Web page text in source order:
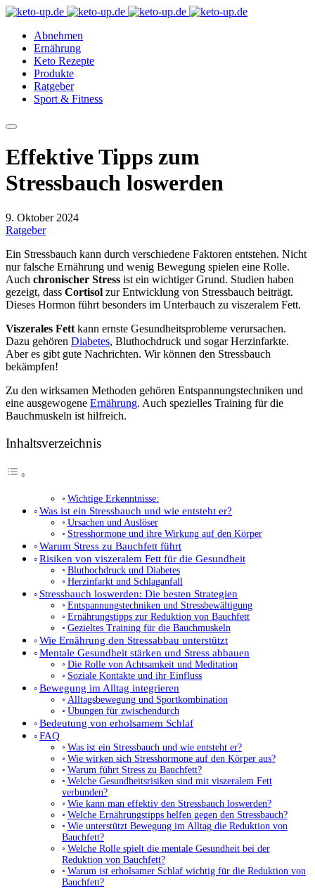
Abnehmen
Ernährung
Keto Rezepte
Produkte
Ratgeber
Sport & Fitness
Effektive Tipps zum
Stressbauch loswerden
9. Oktober 2024
Ratgeber
Ein Stressbauch kann durch verschiedene Faktoren entstehen. Nicht
nur falsche Ernährung und wenig Bewegung spielen eine Rolle.
Auch chronischer Stress ist ein wichtiger Grund. Studien haben
gezeigt, dass Cortisol zur Entwicklung von Stressbauch beiträgt.
Dieses Hormon führt besonders im Unterbauch zu viszeralem Fett.
Viszerales Fett kann ernste Gesundheitsprobleme verursachen.
Dazu gehören Diabetes, Bluthochdruck und sogar Herzinfarkte.
Aber es gibt gute Nachrichten. Wir können den Stressbauch
bekämpfen!
Zu den wirksamen Methoden gehören Entspannungstechniken und
eine ausgewogene Ernährung. Auch spezielles Training für die
Bauchmuskeln ist hilfreich.
Inhaltsverzeichnis
Wichtige Erkenntnisse:
Was ist ein Stressbauch und wie entsteht er?
Ursachen und Auslöser
Stresshormone und ihre Wirkung auf den Körper
Warum Stress zu Bauchfett führt
Risiken von viszeralem Fett für die Gesundheit
Bluthochdruck und Diabetes
Herzinfarkt und Schlaganfall
Stressbauch loswerden: Die besten Strategien
Entspannungstechniken und Stressbewältigung
Ernährungstipps zur Reduktion von Bauchfett
Gezieltes Training für die Bauchmuskeln
Wie Ernährung den Stressabbau unterstützt
Mentale Gesundheit stärken und Stress abbauen
Die Rolle von Achtsamkeit und Meditation
Soziale Kontakte und ihr Einfluss
Bewegung im Alltag integrieren
Alltagsbewegung und Sportkombination
Übungen für zwischendurch
Bedeutung von erholsamem Schlaf
FAQ
Was ist ein Stressbauch und wie entsteht er?
Wie wirken sich Stresshormone auf den Körper aus?
Warum führt Stress zu Bauchfett?
Welche Gesundheitsrisiken sind mit viszeralem Fett
verbunden?
Wie kann man effektiv den Stressbauch loswerden?
Welche Ernährungstipps helfen gegen den Stressbauch?
Wie unterstützt Bewegung im Alltag die Reduktion von
Bauchfett?
Welche Rolle spielt die mentale Gesundheit bei der
Reduktion von Bauchfett?
Warum ist erholsamer Schlaf wichtig für die Reduktion von
Bauchfett?